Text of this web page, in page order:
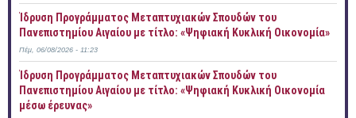
Ίδρυση Προγράμματος Μεταπτυχιακών Σπουδών του
Πανεπιστημίου Αιγαίου με τίτλο: «Ψηφιακή Κυκλική Οικονομία»
Πέμ, 06/08/2026 - 11:23
Ίδρυση Προγράμματος Μεταπτυχιακών Σπουδών του
Πανεπιστημίου Αιγαίου με τίτλο: «Ψηφιακή Κυκλική Οικονομία
μέσω έρευνας»